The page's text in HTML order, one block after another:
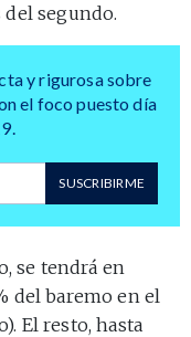
segundo.
y rigurosa sobre
el foco puesto día
SUSCRIBIRME
se tendrá en
del baremo en el
El resto, hasta